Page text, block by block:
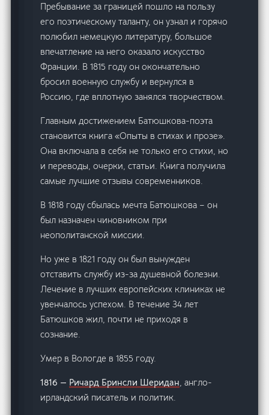
Пребывание за границей пошло на пользу
его поэтическому таланту, он узнал и горячо
полюбил немецкую литературу, большое
впечатление на него оказало искусство
Франции. В 1815 году он окончательно
бросил военную службу и вернулся в
Россию, где вплотную занялся творчеством.
Главным достижением Батюшкова-поэта
становится книга «Опыты в стихах и прозе».
Она включала в себя не только его стихи, но
и переводы, очерки, статьи. Книга получила
самые лучшие отзывы современников.
В 1818 году сбылась мечта Батюшкова – он
был назначен чиновником при
неополитанской миссии.
Но уже в 1821 году он был вынужден
отставить службу из-за душевной болезни.
Лечение в лучших европейских клиниках не
увенчалось успехом. В течение 34 лет
Батюшков жил, почти не приходя в
сознание.
Умер в Вологде в 1855 году.
1816 — Ричард Бринсли Шеридан, англо-
ирландский писатель и политик.